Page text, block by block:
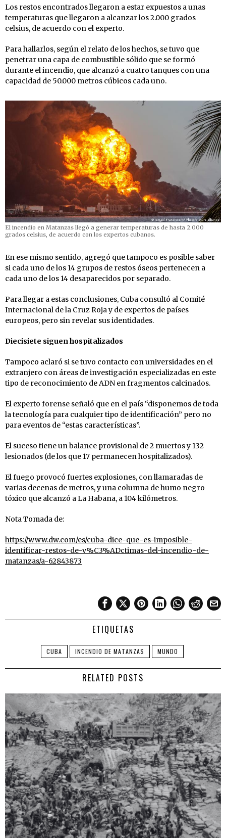
Los restos encontrados llegaron a estar expuestos a unas
temperaturas que llegaron a alcanzar los 2.000 grados
celsius, de acuerdo con el experto.
Para hallarlos, según el relato de los hechos, se tuvo que
penetrar una capa de combustible sólido que se formó
durante el incendio, que alcanzó a cuatro tanques con una
capacidad de 50.000 metros cúbicos cada uno.
El incendio en Matanzas llegó a generar temperaturas de hasta 2.000
grados celsius, de acuerdo con los expertos cubanos.
En ese mismo sentido, agregó que tampoco es posible saber
si cada uno de los 14 grupos de restos óseos pertenecen a
cada uno de los 14 desaparecidos por separado.
Para llegar a estas conclusiones, Cuba consultó al Comité
Internacional de la Cruz Roja y de expertos de países
europeos, pero sin revelar sus identidades.
Diecisiete siguen hospitalizados
Tampoco aclaró si se tuvo contacto con universidades en el
extranjero con áreas de investigación especializadas en este
tipo de reconocimiento de ADN en fragmentos calcinados.
El experto forense señaló que en el país “disponemos de toda
la tecnología para cualquier tipo de identificación” pero no
para eventos de “estas características”.
El suceso tiene un balance provisional de 2 muertos y 132
lesionados (de los que 17 permanecen hospitalizados).
El fuego provocó fuertes explosiones, con llamaradas de
varias decenas de metros, y una columna de humo negro
tóxico que alcanzó a La Habana, a 104 kilómetros.
Nota Tomada de:
https://www.dw.com/es/cuba-dice-que-es-imposible-
identificar-restos-de-v%C3%ADctimas-del-incendio-de-
matanzas/a-62843873
ETIQUETAS
CUBA INCENDIO DE MATANZAS MUNDO
RELATED POSTS